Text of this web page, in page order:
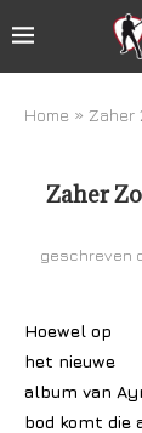
Home » Zaher
Zaher
geschreven
Hoewel op
het nieuwe
album van
bod komt die